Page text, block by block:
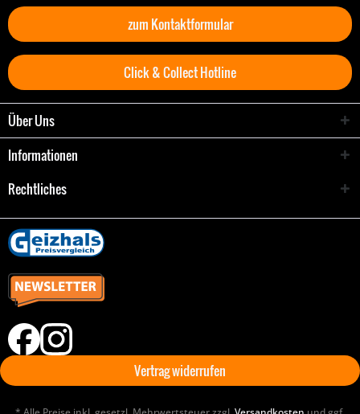
zum Kontaktformular
Click & Collect Hotline
Über Uns
Informationen
Rechtliches
Vertrag widerrufen